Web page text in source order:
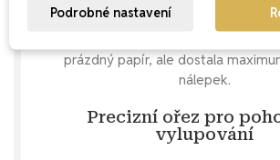
praktičnost – snažíme se
prázdný papír, ale dostala
nálepek.
Precizní ořez pro
vylupování
Podrobné nastavení